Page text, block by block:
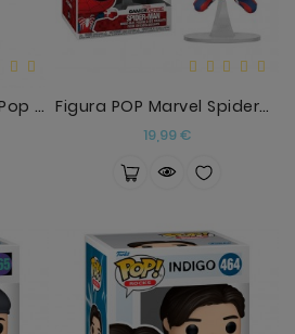
Llavero Pocket POP KPop Demon Hunters Derpy Figura POP Marvel Spiderman
19,99 €Precio